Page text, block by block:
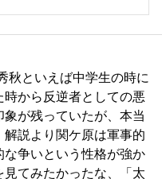
秋といえば中学生の時に
から反逆者としての悪
が残っていたが、本当
説より関ケ原は軍事的
争いという性格が強か
てみたかったな、「太